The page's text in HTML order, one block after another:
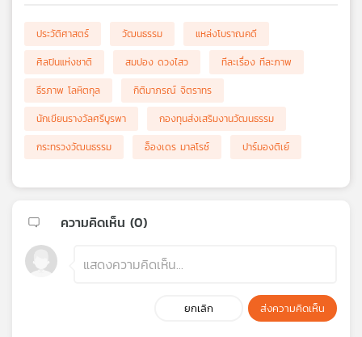
ประวัติศาสตร์ วัฒนธรรม
แหล่งโบราณคดี
ศิลปินแห่งชาติ
สมปอง ดวงไสว
ทีละเรื่อง ทีละภาพ
ธีรภาพ โลหิตกุล
กิติมาภรณ์ จิตราทร
นักเขียนรางวัลศรีบูรพา
กองทุนส่งเสริมงานวัฒนธรรม
กระทรวงวัฒนธรรม
อ็องเดร มาลโรซ์ ปาร์มองติเย์
ความคิดเห็น (0)
ยกเลิก ส่งความคิดเห็น